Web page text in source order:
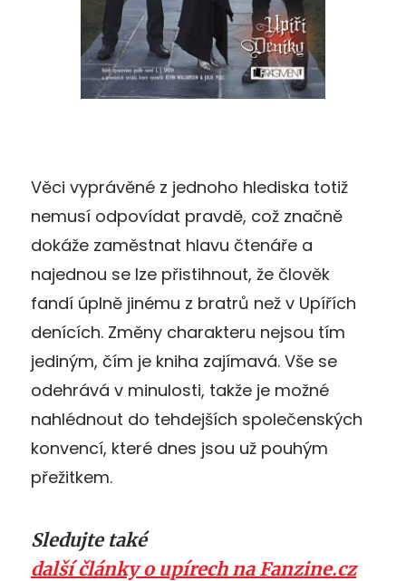
Věci vyprávěné z jednoho hlediska totiž
nemusí odpovídat pravdě, což značně
dokáže zaměstnat hlavu čtenáře a
najednou se lze přistihnout, že člověk
fandí úplně jinému z bratrů než v Upířích
denících. Změny charakteru nejsou tím
jediným, čím je kniha zajímavá. Vše se
odehrává v minulosti, takže je možné
nahlédnout do tehdejších společenských
konvencí, které dnes jsou už pouhým
přežitkem.
Sledujte také
další články o upírech na Fanzine.cz